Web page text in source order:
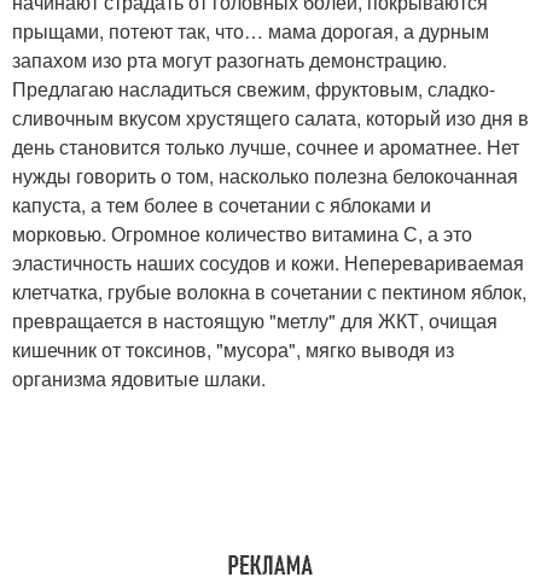
прыщами, потеют так, что… мама дорогая, а дурным
запахом изо рта могут разогнать демонстрацию.
Предлагаю насладиться свежим, фруктовым, сладко-
сливочным вкусом хрустящего салата, который изо дня в
день становится только лучше, сочнее и ароматнее. Нет
нужды говорить о том, насколько полезна белокочанная
капуста, а тем более в сочетании с яблоками и
морковью. Огромное количество витамина С, а это
эластичность наших сосудов и кожи. Неперевариваемая
клетчатка, грубые волокна в сочетании с пектином яблок,
превращается в настоящую "метлу" для ЖКТ, очищая
кишечник от токсинов, "мусора", мягко выводя из
организма ядовитые шлаки.